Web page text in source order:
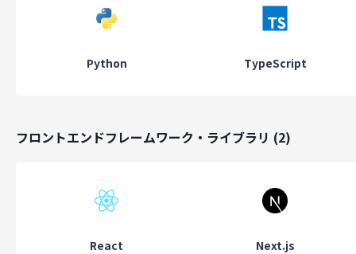
クライアント企業と共に、
PoC（検証）から本番導入・運用までを一気通貫で支援。
モデル最適化・RAG・マルチモーダル・エージェント技術など、
“AIネイティブ社会”の基盤づくりに挑戦しています。
Python TypeScript
フロントエンドフレームワーク・ライブラリ (2)
React Next.js